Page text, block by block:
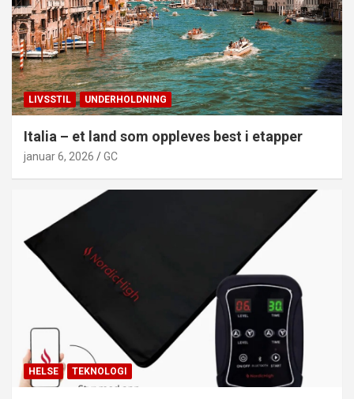
LIVSSTIL UNDERHOLDNING
Italia – et land som oppleves best i etapper
januar 6, 2026 GC
HELSE TEKNOLOGI